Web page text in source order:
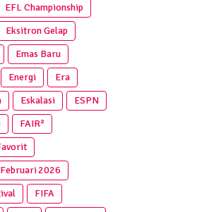
EFL Championship
Eksitron Gelap
Emas Baru
Energi
Era
Eskalasi
ESPN
FAIR²
Februari 2026
FIFA